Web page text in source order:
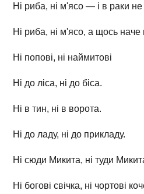
Ні риба, ні м'ясо — і в раки не
Ні риба, ні м'ясо, а щось наче
Ні попові, ні наймитові
Ні до ліса, ні до біса.
Ні в тин, ні в ворота.
Ні до ладу, ні до прикладу.
Ні сюди Микита, ні туди
Ні богові свічка, ні чортові